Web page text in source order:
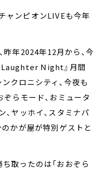
ャンピオンLIVEも今年
年2024年12月から、今
Laughter Night』月間
クロニシティ、今夜も
ぞらモード、おミュータ
、ヤッホイ、スタミナパ
のかが屋が特別ゲストと
取ったのは「おおぞら